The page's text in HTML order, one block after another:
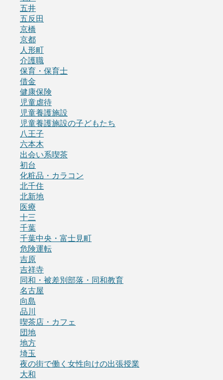
五井
五反田
京橋
京都
人形町
介護職
保育・保育士
借金
健康保険
児童虐待
児童養護施設
児童養護施設の子どもたち
八王子
六本木
出会い系喫茶
初台
化粧品・カラコン
北千住
北新地
医療
十三
千葉
千葉中央・富士見町
危険運転
吉原
吉祥寺
同和・被差別部落・同和教育
名古屋
向島
品川
喫茶店・カフェ
団地
地方
埼玉
夜の街で働く女性向けの出張授業
大和